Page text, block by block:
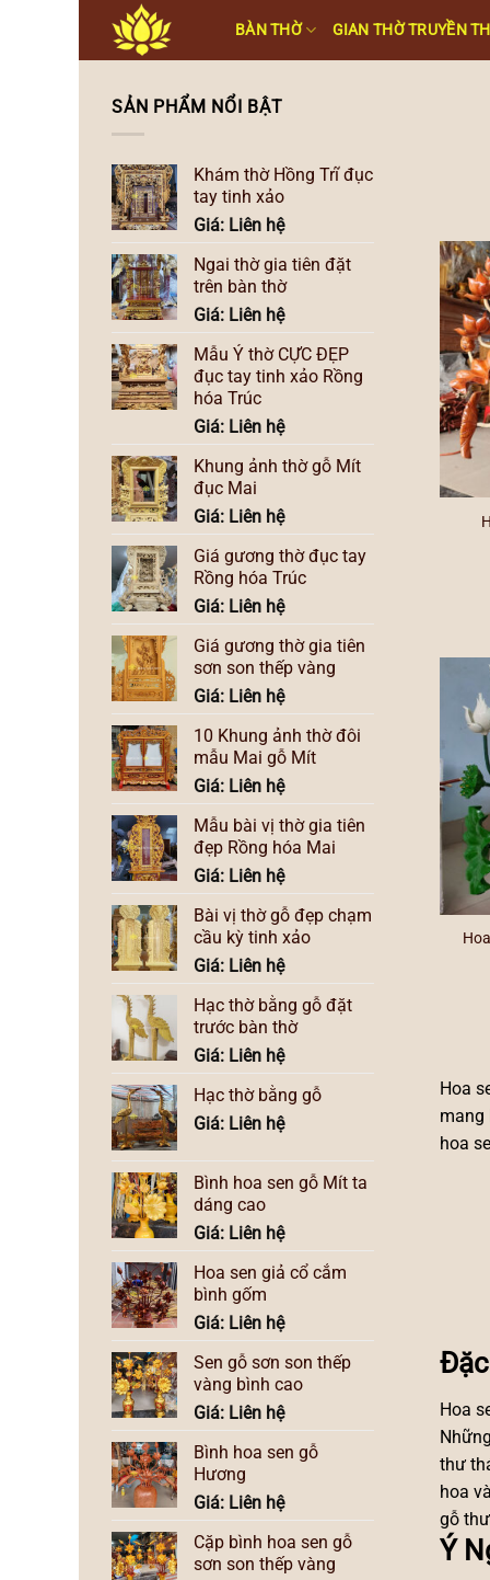
content
BÀN THỜ GIAN THỜ TRUYỀN
SẢN PHẨM NỔI BẬT
Khám thờ Hồng Trĩ đục
tay tinh xảo
Giá: Liên hệ
Ngai thờ gia tiên đặt
trên bàn thờ
Giá: Liên hệ
Mẫu Ỷ thờ CỰC ĐẸP
đục tay tinh xảo Rồng
hóa Trúc
Giá: Liên hệ
Khung ảnh thờ gỗ Mít
đục Mai
Giá: Liên hệ
Giá gương thờ đục tay
Rồng hóa Trúc
Giá: Liên hệ
Giá gương thờ gia tiên
sơn son thếp vàng
Giá: Liên hệ
10 Khung ảnh thờ đôi
mẫu Mai gỗ Mít
Giá: Liên hệ
Mẫu bài vị thờ gia tiên
đẹp Rồng hóa Mai
Giá: Liên hệ
Bài vị thờ gỗ đẹp chạm
cầu kỳ tinh xảo
Giá: Liên hệ
Hạc thờ bằng gỗ đặt
trước bàn thờ
Giá: Liên hệ
Hạc thờ bằng gỗ
Giá: Liên hệ
Bình hoa sen gỗ Mít ta
dáng cao
Giá: Liên hệ
Hoa sen giả cổ cắm
bình gốm
Giá: Liên hệ
Sen gỗ sơn son thếp
vàng bình cao
Giá: Liên hệ
Bình hoa sen gỗ
Hương
Giá: Liên hệ
Cặp bình hoa sen gỗ
sơn son thếp vàng
Hoa
mang
hoa
Hoa
thư
hoa
gỗ
Ý